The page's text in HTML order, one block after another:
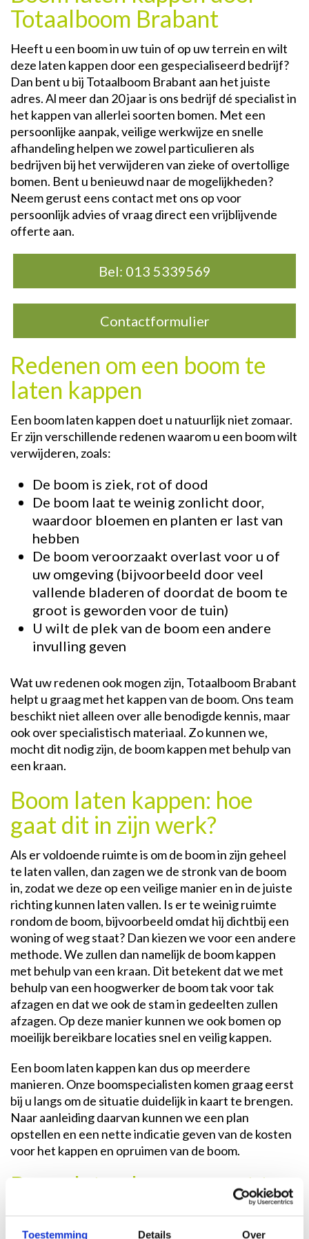
Toestemming Details Over
Totaalboom Brabant
Heeft u een boom in uw tuin of op uw terrein en wilt
deze laten kappen door een gespecialiseerd bedrijf?
Dan bent u bij Totaalboom Brabant aan het juiste
adres. Al meer dan 20 jaar is ons bedrijf dé specialist in
het kappen van allerlei soorten bomen. Met een
persoonlijke aanpak, veilige werkwijze en snelle
afhandeling helpen we zowel particulieren als
bedrijven bij het verwijderen van zieke of overtollige
bomen. Bent u benieuwd naar de mogelijkheden?
Neem gerust eens contact met ons op voor
persoonlijk advies of vraag direct een vrijblijvende
offerte aan.
Bel: 013 5339569
Contactformulier
Redenen om een boom te
laten kappen
Een boom laten kappen doet u natuurlijk niet zomaar.
Er zijn verschillende redenen waarom u een boom wilt
verwijderen, zoals:
De boom is ziek, rot of dood
De boom laat te weinig zonlicht door,
waardoor bloemen en planten er last van
hebben
De boom veroorzaakt overlast voor u of
uw omgeving (bijvoorbeeld door veel
vallende bladeren of doordat de boom te
groot is geworden voor de tuin)
U wilt de plek van de boom een andere
invulling geven
Wat uw redenen ook mogen zijn, Totaalboom Brabant
helpt u graag met het kappen van de boom. Ons team
beschikt niet alleen over alle benodigde kennis, maar
ook over specialistisch materiaal. Zo kunnen we,
mocht dit nodig zijn, de boom kappen met behulp van
een kraan.
Boom laten kappen: hoe
gaat dit in zijn werk?
Als er voldoende ruimte is om de boom in zijn geheel
te laten vallen, dan zagen we de stronk van de boom
in, zodat we deze op een veilige manier en in de juiste
richting kunnen laten vallen. Is er te weinig ruimte
rondom de boom, bijvoorbeeld omdat hij dichtbij een
woning of weg staat? Dan kiezen we voor een andere
methode. We zullen dan namelijk de boom kappen
met behulp van een kraan. Dit betekent dat we met
behulp van een hoogwerker de boom tak voor tak
afzagen en dat we ook de stam in gedeelten zullen
afzagen. Op deze manier kunnen we ook bomen op
moeilijk bereikbare locaties snel en veilig kappen.
Een boom laten kappen kan dus op meerdere
manieren. Onze boomspecialisten komen graag eerst
bij u langs om de situatie duidelijk in kaart te brengen.
Naar aanleiding daarvan kunnen we een plan
opstellen en een nette indicatie geven van de kosten
voor het kappen en opruimen van de boom.
Boom laten kappen: wat te
doen met de stronk en